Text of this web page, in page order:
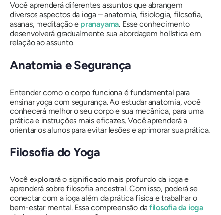
Você aprenderá diferentes assuntos que abrangem
diversos aspectos da ioga – anatomia, fisiologia, filosofia,
asanas, meditação e pranayama. Esse conhecimento
desenvolverá gradualmente sua abordagem holística em
relação ao assunto.
Anatomia e Segurança
Entender como o corpo funciona é fundamental para
ensinar yoga com segurança. Ao estudar anatomia, você
conhecerá melhor o seu corpo e sua mecânica, para uma
prática e instruções mais eficazes. Você aprenderá a
orientar os alunos para evitar lesões e aprimorar sua prática.
Filosofia do Yoga
Você explorará o significado mais profundo da ioga e
aprenderá sobre filosofia ancestral. Com isso, poderá se
conectar com a ioga além da prática física e trabalhar o
bem-estar mental. Essa compreensão da filosofia da ioga